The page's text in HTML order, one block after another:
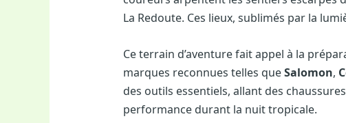
La Redoute. Ces lieux, sublimés par la
Ce terrain d’aventure fait appel à la
marques reconnues telles queSalomon,
des outils essentiels, allant des
performance durant la nuit tropicale.